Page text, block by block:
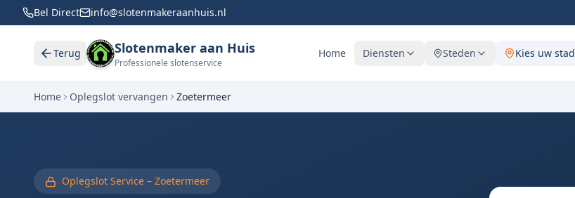
Bel Direct info@slotenmakeraanhuis.nl
Terug Slotenmaker aan Huis
Professionele slotenservice
Home Diensten Steden Kies uw stad
Home Oplegslot vervangen Zoetermeer
Oplegslot Service – Zoetermeer